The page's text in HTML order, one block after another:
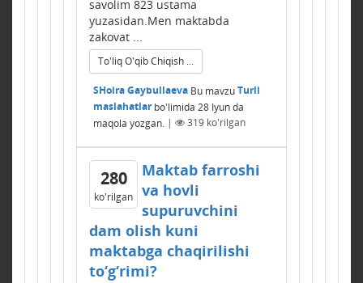
savolim 823 ustama
yuzasidan.Men maktabda
zakovat ...
To'liq O'qib Chiqish ...
SHoira Gaybullaeva Bu mavzuTurli
maslahatlarbo'limida 28 Iyunda
maqola yozgan. | 319 ko'rilgan
280
ko'rilgan
Maktab farroshi
va hovli
supuruvchini
dam olish kuni
maktabga chaqirilishi
to‘g‘rimi?